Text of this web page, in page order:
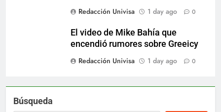
Redacción Univisa
1 day ago 0
El video de Mike Bahía que
encendió rumores sobre Greeicy
Redacción Univisa
1 day ago 0
Búsqueda